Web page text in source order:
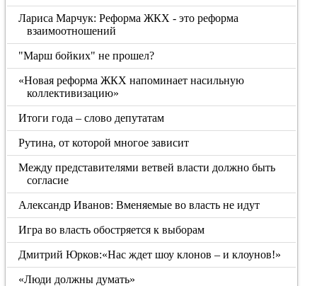
Лариса Марчук: Реформа ЖКХ - это реформа
взаимоотношений
"Марш бойких" не прошел?
«Новая реформа ЖКХ напоминает насильную
коллективизацию»
Итоги года – слово депутатам
Рутина, от которой многое зависит
Между представителями ветвей власти должно быть
согласие
Александр Иванов: Вменяемые во власть не идут
Игра во власть обостряется к выборам
Дмитрий Юрков:«Нас ждет шоу клонов – и клоунов!»
«Люди должны думать»